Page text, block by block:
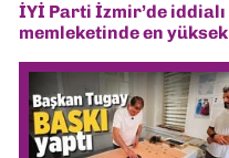
İYİ Parti İzmir’de
memleketinde en